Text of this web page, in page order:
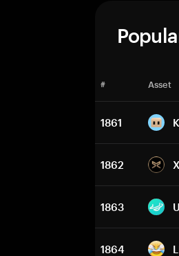
# Asset
1861
1862
1863
1864